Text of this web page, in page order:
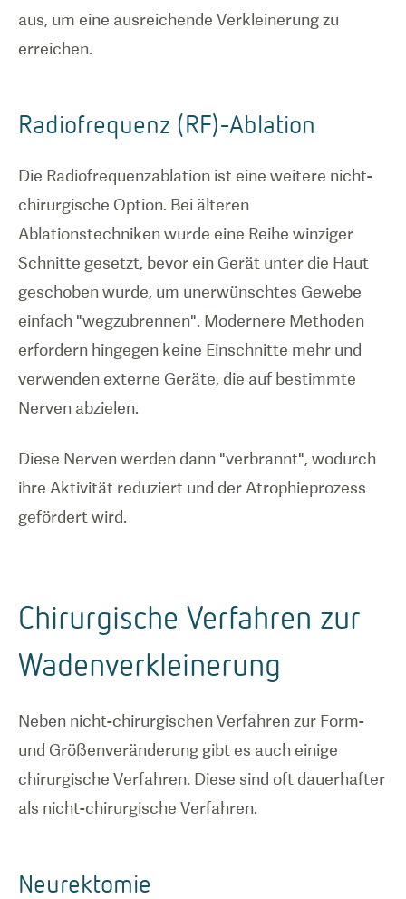
aus, um eine ausreichende Verkleinerung zu
erreichen.
Radiofrequenz (RF)-Ablation
Die Radiofrequenzablation ist eine weitere nicht-
chirurgische Option. Bei älteren
Ablationstechniken wurde eine Reihe winziger
Schnitte gesetzt, bevor ein Gerät unter die Haut
geschoben wurde, um unerwünschtes Gewebe
einfach "wegzubrennen". Modernere Methoden
erfordern hingegen keine Einschnitte mehr und
verwenden externe Geräte, die auf bestimmte
Nerven abzielen.
Diese Nerven werden dann "verbrannt", wodurch
ihre Aktivität reduziert und der Atrophieprozess
gefördert wird.
Chirurgische Verfahren zur
Wadenverkleinerung
Neben nicht-chirurgischen Verfahren zur Form-
und Größenveränderung gibt es auch einige
chirurgische Verfahren. Diese sind oft dauerhafter
als nicht-chirurgische Verfahren.
Neurektomie